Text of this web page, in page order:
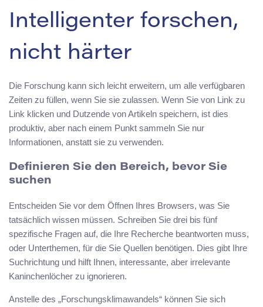
Intelligenter forschen,
nicht härter
Die Forschung kann sich leicht erweitern, um alle verfügbaren
Zeiten zu füllen, wenn Sie sie zulassen. Wenn Sie von Link zu
Link klicken und Dutzende von Artikeln speichern, ist dies
produktiv, aber nach einem Punkt sammeln Sie nur
Informationen, anstatt sie zu verwenden.
Definieren Sie den Bereich, bevor Sie
suchen
Entscheiden Sie vor dem Öffnen Ihres Browsers, was Sie
tatsächlich wissen müssen. Schreiben Sie drei bis fünf
spezifische Fragen auf, die Ihre Recherche beantworten muss,
oder Unterthemen, für die Sie Quellen benötigen. Dies gibt Ihre
Suchrichtung und hilft Ihnen, interessante, aber irrelevante
Kaninchenlöcher zu ignorieren.
Anstelle des „Forschungsklimawandels“ können Sie sich